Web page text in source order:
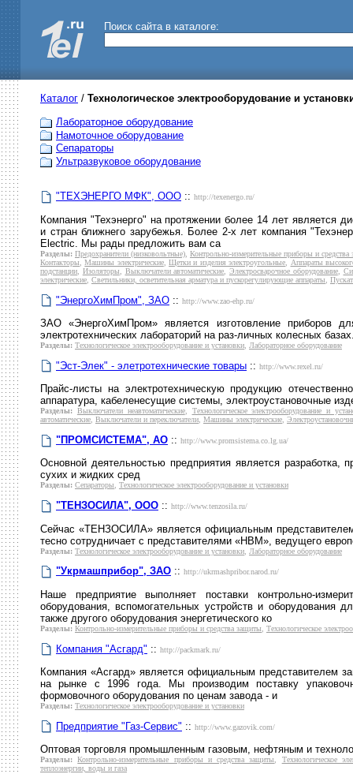
Поиск сайта в каталоге:
Каталог / Технологическое электрооборудование и
Лабораторное оборудование
Намоточное оборудование
Сепараторы
Ультразвуковое оборудование
"ТЕХЭНЕРГО МФК", ООО :: http://texenergo.ru/
Компания "Техэнерго" на протяжении более 14 лет является
и стран ближнего зарубежья. Более 2-х лет компания
Electric. Мы рады предложить вам са
Разделы: Предохранители (низковольтные) Контрольно-измерительные приборы и средства
Контакторы ,Машины электрические,Щетки и изделия электроугольные
Аппараты
подстанции
Изоляторы Выключатели автоматические Электросварочное оборудование,
электрические Светильники, осветительная арматура и пускорегулирующие аппараты
"ЭнергоХимПром", ЗАО :: http://www.zao-ehp.ru/
ЗАО «ЭнергоХимПром» является изготовление приборов
электротехнических лабораторий на раз-личных колесных
Разделы: Технологическое электрооборудование и установки Лабораторное оборудование
"Эст-Элек" - элетротехнические товары :: http://www.rexel.ru/
Прайс-листы на электротехническую продукцию
аппаратура, кабеленесущие системы, электроустановочные
Разделы: Выключатели неавтоматические, Технологическое электрооборудование и
автоматические Выключатели и переключатели Машины электрические
"ПРОМСИСТЕМА", АО :: http://www.promsistema.co.lg.ua/
Основной деятельностью предприятия является разработка,
сухих и жидких сред
Разделы: Сепараторы, Технологическое электрооборудование и установки
"ТЕНЗОСИЛА", ООО :: http://www.tenzosila.ru/
Сейчас «ТЕНЗОСИЛА» является официальным
тесно сотрудничает с представителями «HBM», ведущего
Разделы: Технологическое электрооборудование и установки Лабораторное оборудование
"Укрмашприбор", ЗАО :: http://ukrmashpribor.narod.ru/
Наше предприятие выполняет поставки контрольно-
оборудования, вспомогательных устройств и оборудования
также другого оборудования энергетического ко
Разделы: Контрольно-измерительные приборы и средства защиты Технологическое
Компания "Асгард" :: http://packmark.ru/
Компания «Асгард» является официальным представителем
на рынке с 1996 года. Мы производим поставку
формовочного оборудования по ценам завода - и
Разделы: Технологическое электрооборудование и установки
Предприятие "Газ-Сервис" :: http://www.gazovik.com/
Оптовая торговля промышленным газовым, нефтяным и
Разделы: Контрольно-измерительные приборы и средства защиты, Технологическое
теплоэнергии, воды и газа